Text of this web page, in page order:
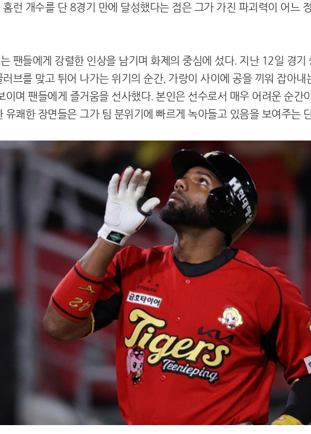
런 개수를 단 8경기 만에 달성했다는 점은 그가 가진 파괴력이 어느
팬들에게 강렬한 인상을 남기며 화제의 중심에 섰다. 지난 12일 경기
브를 맞고 튀어 나가는 위기의 순간, 가랑이 사이에 공을 끼워 잡아내
이며 팬들에게 즐거움을 선사했다. 본인은 선수로서 매우 어려운 순간
유쾌한 장면들은 그가 팀 분위기에 빠르게 녹아들고 있음을 보여주는